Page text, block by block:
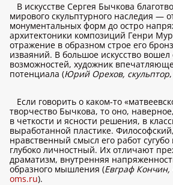
В искусстве Сергея Бычкова
мирового скульптурного наследия —
монументальных форм до остро
архитектоники композиций Генри
отражение в образном строе его
изваяний. В большое искусство
возможностей, художник
потенциала (Юрий Орехов, скульптор,
Если говорить о каком-то
творчество Бычкова, то оно,
в четкости и ясности решения, в
выработанной пластике.
нравственный смысл его работ
глубоко личностный. Их отличают
драматизм, внутренняя
образного мышления (Евграф Кончин,
oms.ru).